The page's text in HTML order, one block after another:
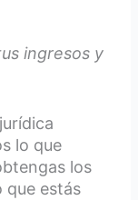
ingresos y
lo que
los
que estás